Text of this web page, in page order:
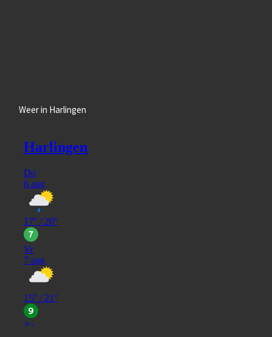
Weer in Harlingen